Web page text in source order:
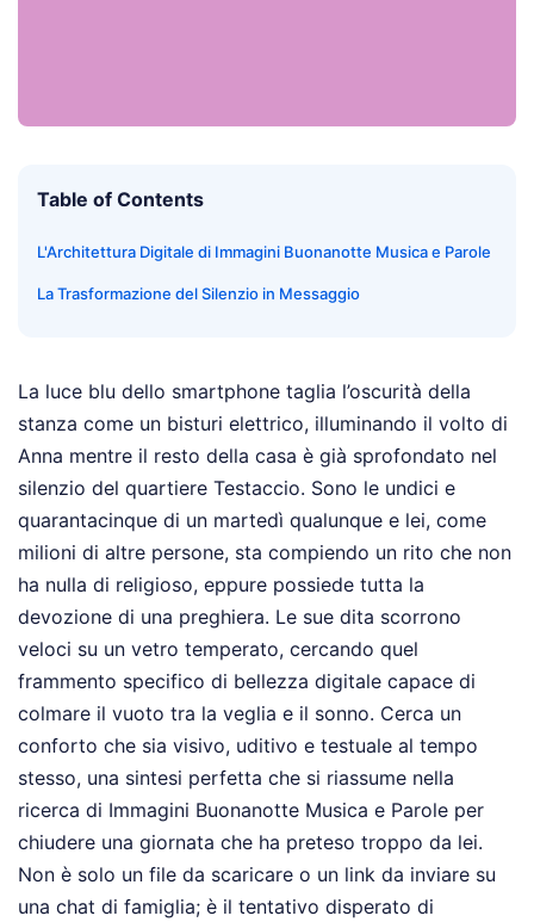
Table of Contents
L'Architettura Digitale di Immagini Buonanotte Musica e Parole
La Trasformazione del Silenzio in Messaggio
La luce blu dello smartphone taglia l’oscurità della
stanza come un bisturi elettrico, illuminando il volto di
Anna mentre il resto della casa è già sprofondato nel
silenzio del quartiere Testaccio. Sono le undici e
quarantacinque di un martedì qualunque e lei, come
milioni di altre persone, sta compiendo un rito che non
ha nulla di religioso, eppure possiede tutta la
devozione di una preghiera. Le sue dita scorrono
veloci su un vetro temperato, cercando quel
frammento specifico di bellezza digitale capace di
colmare il vuoto tra la veglia e il sonno. Cerca un
conforto che sia visivo, uditivo e testuale al tempo
stesso, una sintesi perfetta che si riassume nella
ricerca di Immagini Buonanotte Musica e Parole per
chiudere una giornata che ha preteso troppo da lei.
Non è solo un file da scaricare o un link da inviare su
una chat di famiglia; è il tentativo disperato di